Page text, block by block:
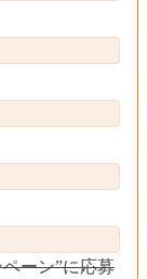
ーン”に応募